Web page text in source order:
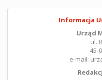
Informacja
Urząd
ul.
45-
e-mail: